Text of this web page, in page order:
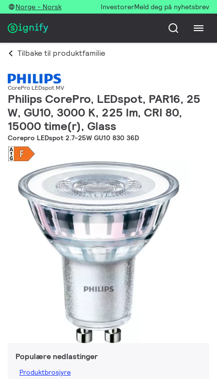
Norge - Norsk InvestorerMeld deg på nyhetsbrev
Tilbake til produktfamilie
CorePro LEDspot MV
Philips CorePro, LEDspot, PAR16, 25
W, GU10, 3000 K, 225 lm, CRI 80,
15000 time(r), Glass
Corepro LEDspot 2.7-25W GU10 830 36D
Populære nedlastinger
Produktbrosjyre